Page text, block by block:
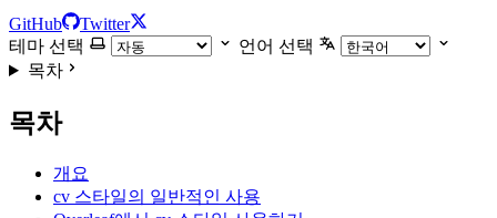
GitHub
Twitter
테마 선택
언어 선택
목차
목차
개요
cv 스타일의 일반적인 사용